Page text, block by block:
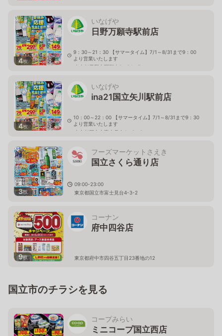
4枚
いなげや
日野万願寺駅前店
9：30～21：30 【サマータイム】7/1～8/31まで9：00
より営業いたします
東京都日野市万願寺2－24－7
4枚
いなげや
ina21国立矢川駅前店
10：00～22：00 【サマータイム】7/1～8/31まで9：30
より営業いたします
東京都国立市富士見台4－9－3
3枚
フーズマーケットさえき
国立さくら通り店
09:00-23:00
東京都国立市富士見台4-3-2
9枚
コーナン
府中四谷店
東京都府中市四谷五丁目23番地の12
国立市のチラシを見る
コープみらい
ミニコープ国立西店